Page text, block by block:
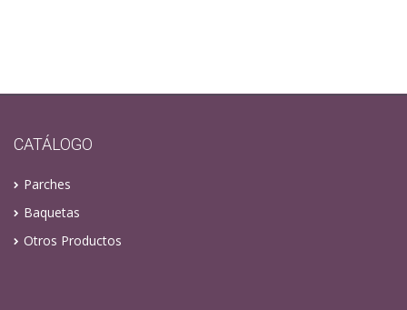
CATÁLOGO
Parches
Baquetas
Otros Productos